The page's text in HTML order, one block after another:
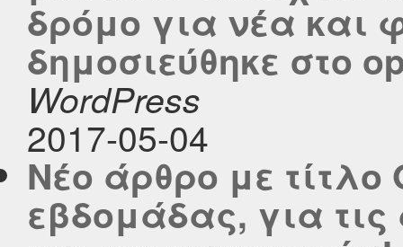
δρόμο για νέα και
δημοσιεύθηκε στο
WordPress
2017-05-04
Νέο άρθρο με τίτλο
εβδομάδας, για τις